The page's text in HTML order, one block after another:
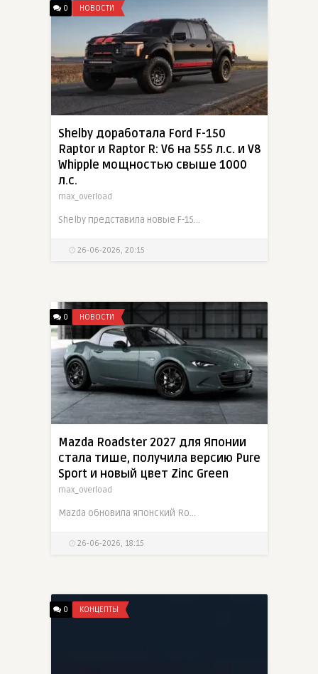
0 НОВОСТИ
Shelby доработала Ford F-150
Raptor и Raptor R: V6 на 555 л.с. и V8
Whipple мощностью свыше 1000
л.с.
max_overload
Shelby представила новые F-150 Baja Raptor и Baja Raptor R на базе Ford Raptor. Версия с 3,5-литровым V6 EcoBoost получила впуск, выпуск Borla, интеркулер, настройку ECU и 555 л.с. Флагманский
26-06-2026, 20:15
0 НОВОСТИ
Mazda Roadster 2027 для Японии
стала тише, получила версию Pure
Sport и новый цвет Zinc Green
max_overload
Mazda обновила японский Roadster MX-5. Из-за норм внешнего шума модель получила малошумные шины, увеличенный глушитель, дополнительные резонаторы и доработки впуска и выпуска. Чтобы водитель не
26-06-2026, 18:15
0 КОНЦЕПТЫ